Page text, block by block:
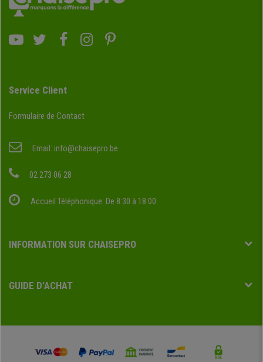
Service Client
Formulaire de Contact
Email: info@chaisepro.be
02 273 06 28
Accueil Téléphonique: De 8:30 à 18:00
INFORMATION SUR CHAISEPRO
GUIDE D'ACHAT